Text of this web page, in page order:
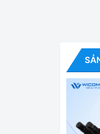
✅ Động
Model